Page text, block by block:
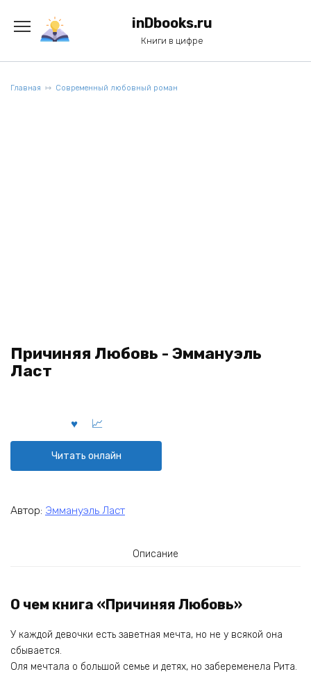
содержанию
inDbooks.ru
Книги в цифре
Главная Современный любовный роман
Причиняя Любовь - Эммануэль
Ласт
Читать онлайн
Автор: Эммануэль Ласт
Описание
О чем книга «Причиняя Любовь»
У каждой девочки есть заветная мечта, но не у всякой она
сбывается.
Оля мечтала о большой семье и детях, но забеременела Рита.